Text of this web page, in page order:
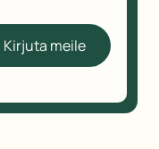
Kirjuta meile